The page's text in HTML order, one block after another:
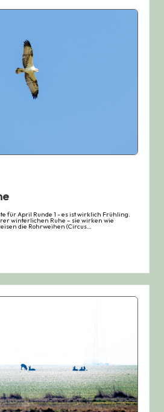
für April Runde 1 - es ist wirklich Frühling.
winterlichen Ruhe – sie wirken wie
die Rohrweihen (Circus…